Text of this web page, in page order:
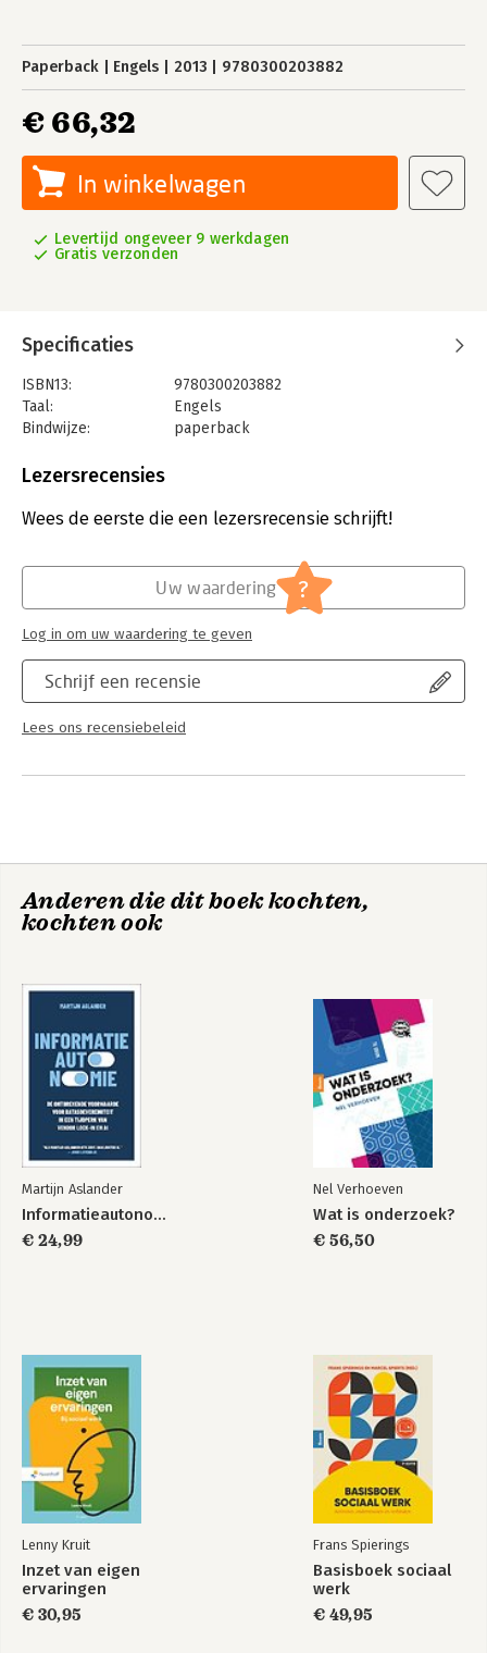
Paperback Engels 2013 9780300203882
€ 66,32
In winkelwagen
Levertijd ongeveer 9 werkdagen
Gratis verzonden
Specificaties
ISBN13:
9780300203882
Taal:
Engels
Bindwijze:
paperback
Uitgever:
Lezersrecensies
Wees de eerste die een lezersrecensie schrijft!
Schrijf een recensie
Lees ons recensiebeleid
Uw waardering ?
Log in om uw waardering te geven
Anderen die dit boek kochten,
kochten ook
Martijn Aslander
Informatieautonomie
€ 24,99
Nel Verhoeven
Wat is onderzoek?
€ 56,50
Lenny Kruit
Inzet van eigen
ervaringen
€ 30,95
Frans Spierings
Basisboek sociaal
werk
€ 49,95